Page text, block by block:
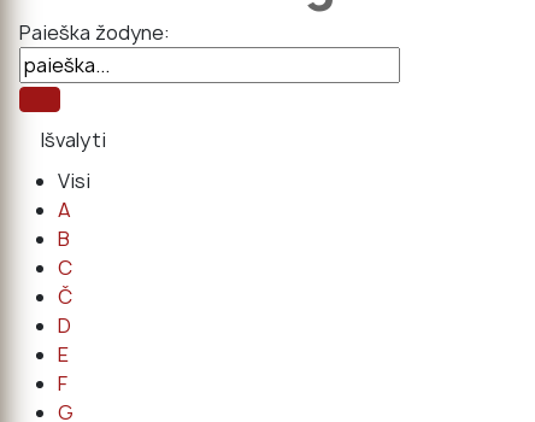
Paieška žodyne:
Visi
A
B
C
Č
D
E
F
G